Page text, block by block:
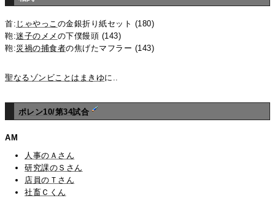
首: じゃやっこ の金銀折り紙セット (180)
鞄:迷子のメメ の下僕饅頭 (143)
鞄:災禍の捕食者の焦げたマフラー (143)
聖なるゾンビことはまきゆに..
ポレン10/第34試合
AM
人事のＡさん
研究課のＳさん
店員のＴさん
社畜Ｃくん